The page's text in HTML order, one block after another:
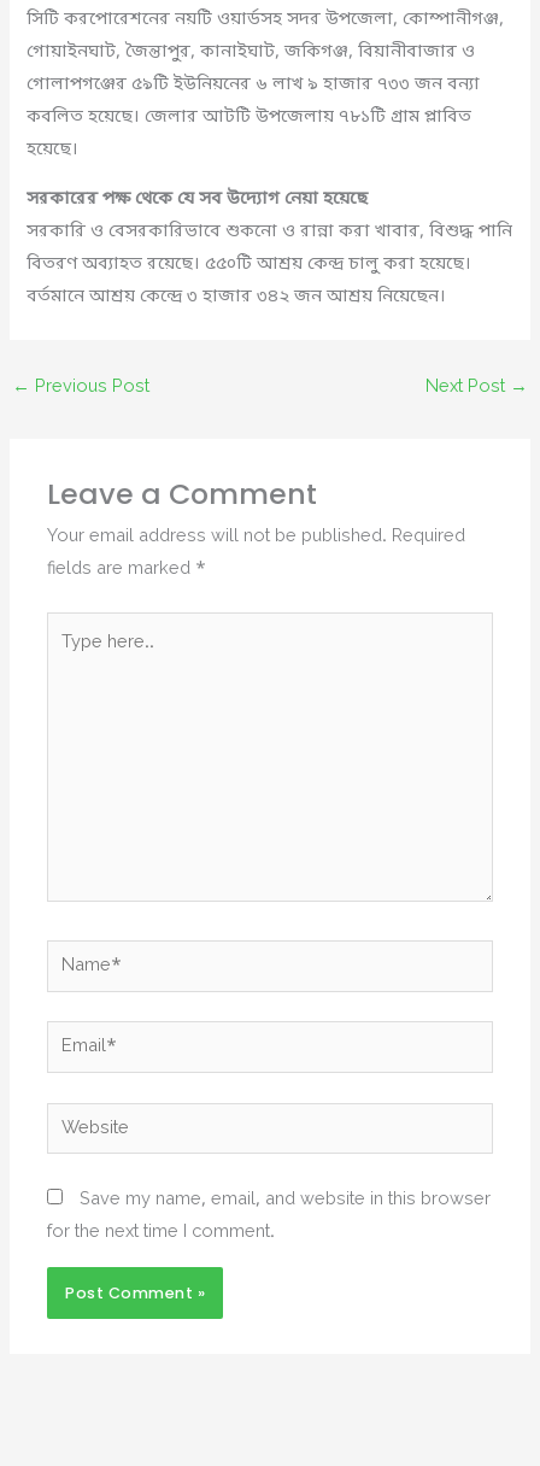
সিটি করপোরেশনের নয়টি ওয়ার্ডসহ সদর উপজেলা, কোম্পানীগঞ্জ,
গোয়াইনঘাট, জৈন্তাপুর, কানাইঘাট, জকিগঞ্জ, বিয়ানীবাজার ও
গোলাপগঞ্জের ৫৯টি ইউনিয়নের ৬ লাখ ৯ হাজার ৭৩৩ জন বন্যা
কবলিত হয়েছে। জেলার আটটি উপজেলায় ৭৮১টি গ্রাম প্লাবিত
হয়েছে।
সরকারের পক্ষ থেকে যে সব উদ্যোগ নেয়া হয়েছে
সরকারি ও বেসরকারিভাবে শুকনো ও রান্না করা খাবার, বিশুদ্ধ পানি
বিতরণ অব্যাহত রয়েছে। ৫৫০টি আশ্রয় কেন্দ্র চালু করা হয়েছে।
বর্তমানে আশ্রয় কেন্দ্রে ৩ হাজার ৩৪২ জন আশ্রয় নিয়েছেন।
← Previous Post Next Post →
Leave a Comment
Your email address will not be published. Required
fields are marked *
Name*
Email*
Website
Save my name, email, and website in this browser
for the next time I comment.